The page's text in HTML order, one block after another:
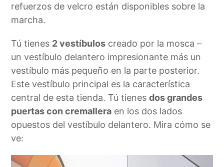
refuerzos de velcro están disponibles sobre la
marcha.
Tú tienes 2 vestíbulos creado por la mosca –
un vestíbulo delantero impresionante más un
vestíbulo más pequeño en la parte posterior.
Este vestíbulo principal es la característica
central de esta tienda. Tú tienesdos grandes
puertas con cremallera en los dos lados
opuestos del vestíbulo delantero. Mira cómo se
ve: